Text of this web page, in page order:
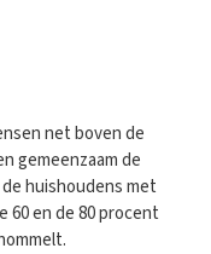
net boven de
gemeenzaam de
huishoudens met
60 en de 80 procent